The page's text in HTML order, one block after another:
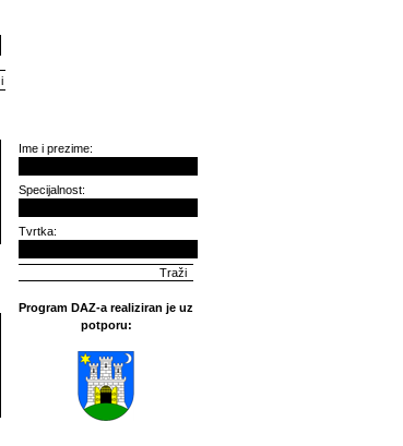
Ime i prezime:
Specijalnost:
Tvrtka:
Program DAZ-a realiziran je uz
potporu: